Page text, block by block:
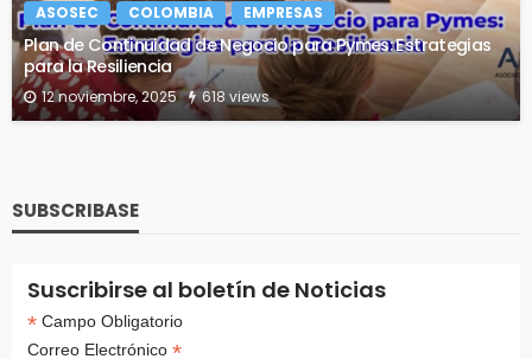
ASOSEC COLOMBIA EMPRESAS
Plan de Continuidad de Negocio para Pymes: Estrategias
para la Resiliencia
12 noviembre, 2025 618 views
SUBSCRIBASE
Suscribirse al boletín de Noticias
*Campo Obligatorio
Correo Electrónico *